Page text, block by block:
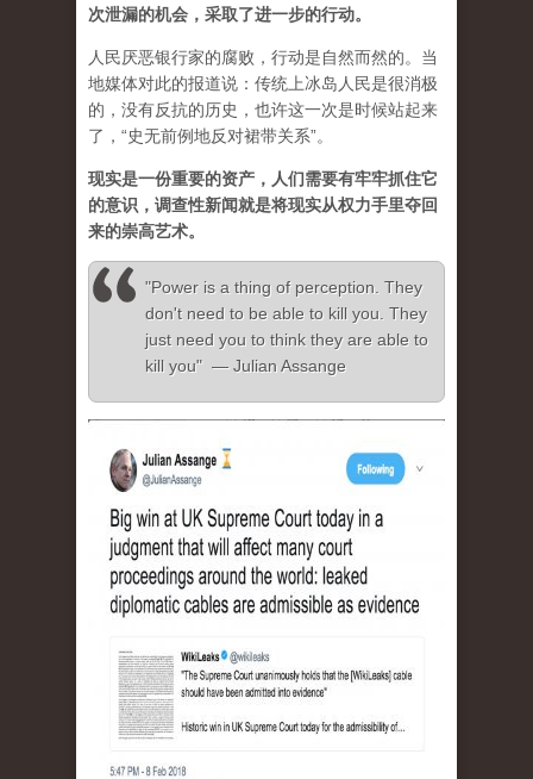
次泄漏的机会，采取了进一步的行动。
人民厌恶银行家的腐败，行动是自然而然的。当
地媒体对此的报道说：传统上冰岛人民是很消极
的，没有反抗的历史，也许这一次是时候站起来
了，“史无前例地反对裙带关系”。
现实是一份重要的资产，人们需要有牢牢抓住它
的意识，调查性新闻就是将现实从权力手里夺回
来的崇高艺术。
"Power is a thing of perception. They
don't need to be able to kill you. They
just need you to think they are able to
kill you" — Julian Assange